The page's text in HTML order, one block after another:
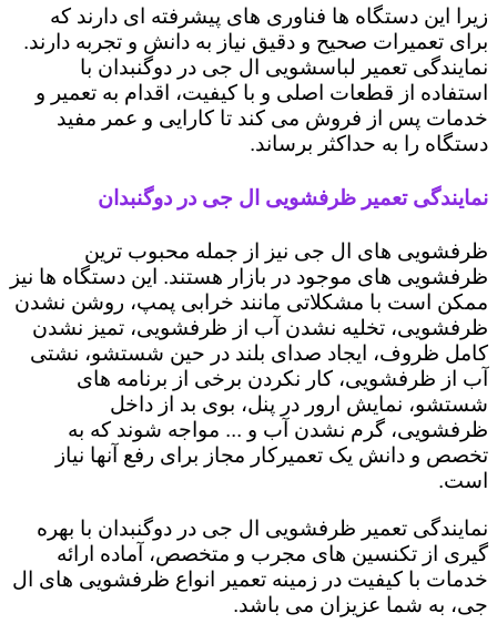
زیرا این دستگاه ها فناوری های پیشرفته ای دارند که
برای تعمیرات صحیح و دقیق نیاز به دانش و تجربه دارند.
نمایندگی تعمیر لباسشویی ال جی در دوگنبدان با
استفاده از قطعات اصلی و با کیفیت، اقدام به تعمیر و
خدمات پس از فروش می کند تا کارایی و عمر مفید
دستگاه را به حداکثر برساند.
نمایندگی تعمیر ظرفشویی ال جی در دوگنبدان
ظرفشویی های ال جی نیز از جمله محبوب ترین
ظرفشویی های موجود در بازار هستند. این دستگاه ها نیز
ممکن است با مشکلاتی مانند خرابی پمپ، روشن نشدن
ظرفشویی، تخلیه نشدن آب از ظرفشویی، تمیز نشدن
کامل ظروف، ایجاد صدای بلند در حین شستشو، نشتی
آب از ظرفشویی، کار نکردن برخی از برنامه های
شستشو، نمایش ارور در پنل، بوی بد از داخل
ظرفشویی، گرم نشدن آب و ... مواجه شوند که به
تخصص و دانش یک تعمیرکار مجاز برای رفع آنها نیاز
است.
نمایندگی تعمیر ظرفشویی ال جی در دوگنبدان با بهره
گیری از تکنسین های مجرب و متخصص، آماده ارائه
خدمات با کیفیت در زمینه تعمیر انواع ظرفشویی های ال
جی، به شما عزیزان می باشد.